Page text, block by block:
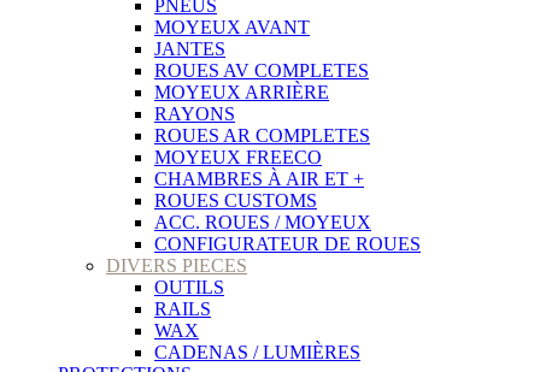
PNEUS
MOYEUX AVANT
JANTES
ROUES AV COMPLETES
MOYEUX ARRIÈRE
RAYONS
ROUES AR COMPLETES
MOYEUX FREECO
CHAMBRES À AIR ET +
ROUES CUSTOMS
ACC. ROUES / MOYEUX
CONFIGURATEUR DE ROUES
DIVERS PIECES
OUTILS
RAILS
WAX
CADENAS / LUMIÈRES